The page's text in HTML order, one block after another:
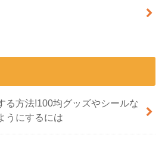
る方法!100均グッズやシールな
うにするには